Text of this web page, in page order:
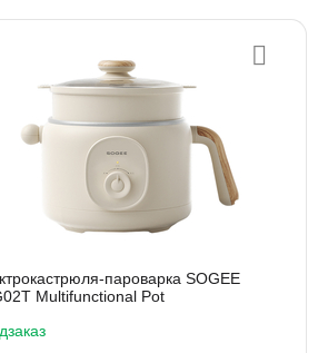
пароварка SOGEE
Multifunctional Pot